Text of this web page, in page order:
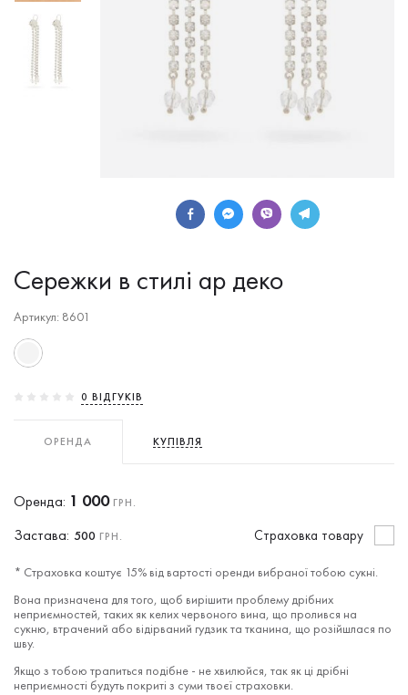
Сережки в стилі ар деко
Артикул: 8601
0 ВIДГУКIВ
ОРЕНДА КУПІВЛЯ
Оренда: 1 000ГРН.
Застава: 500 ГРН. Cтраховка товару
* Страховка коштує 15% від вартості оренди вибраної тобою сукні.
Вона призначена для того, щоб вирішити проблему дрібних
неприємностей, таких як келих червоного вина, що пролився на
сукню, втрачений або відірваний гудзик та тканина, що розійшлася по
шву.
Якщо з тобою трапиться подібне - не хвилюйся, так як ці дрібні
неприємності будуть покриті з суми твоєї страховки.